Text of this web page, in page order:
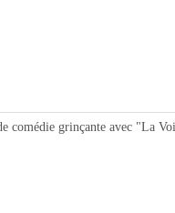
grinçante avec "La